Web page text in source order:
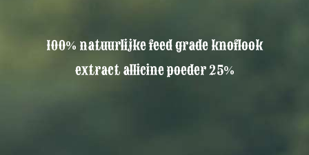
100% natuurlijke feed grade knoflook
extract allicine poeder 25%